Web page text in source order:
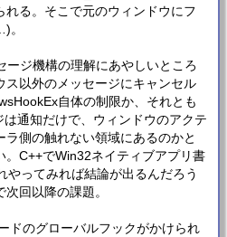
れる。そこで元のウィンドウにフ
。
ージ機構の理解にあやしいところ
ス以外のメッセージにキャンセル
自体の制限か、それとも
通知だけで、ウィンドウのアクテ
ラ側の触れない領域にあるのかと
。C++でWin32ネイティブアプリ書
やってみれば結論が出るんだろう
回以降の課題。
ドのグローバルフックがかけられ